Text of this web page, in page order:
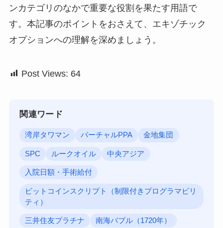
ンカテゴリのなかで重要な役割を果たす用語で
す。本記事のポイントをおさえて、エキゾチック
オプションへの理解を深めましょう。
Post Views: 64
関連ワード
湾岸タワマン バーチャルPPA 金地集団
SPC ルークオイル 中央アジア
入院日額・手術給付
ビットコインスクリプト（制限付きプログラマビリ
ティ）
三井住友プラチナ 南海バブル（1720年）